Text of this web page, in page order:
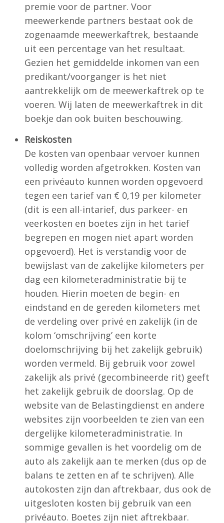
premie voor de partner. Voor
meewerkende partners bestaat ook de
zogenaamde meewerkaftrek, bestaande
uit een percentage van het resultaat.
Gezien het gemiddelde inkomen van een
predikant/voorganger is het niet
aantrekkelijk om de meewerkaftrek op te
voeren. Wij laten de meewerkaftrek in dit
boekje dan ook buiten beschouwing.
Reiskosten
De kosten van openbaar vervoer kunnen
volledig worden afgetrokken. Kosten van
een privéauto kunnen worden opgevoerd
tegen een tarief van € 0,19 per kilometer
(dit is een all-intarief, dus parkeer- en
veerkosten en boetes zijn in het tarief
begrepen en mogen niet apart worden
opgevoerd). Het is verstandig voor de
bewijslast van de zakelijke kilometers per
dag een kilometeradministratie bij te
houden. Hierin moeten de begin- en
eindstand en de gereden kilometers met
de verdeling over privé en zakelijk (in de
kolom ‘omschrijving’ een korte
doelomschrijving bij het zakelijk gebruik)
worden vermeld. Bij gebruik voor zowel
zakelijk als privé (gecombineerde rit) geeft
het zakelijk gebruik de doorslag. Op de
website van de Belastingdienst en andere
websites zijn voorbeelden te zien van een
dergelijke kilometeradministratie. In
sommige gevallen is het voordelig om de
auto als zakelijk aan te merken (dus op de
balans te zetten en af te schrijven). Alle
autokosten zijn dan aftrekbaar, dus ook de
uitgesloten kosten bij gebruik van een
privéauto. Boetes zijn niet aftrekbaar.